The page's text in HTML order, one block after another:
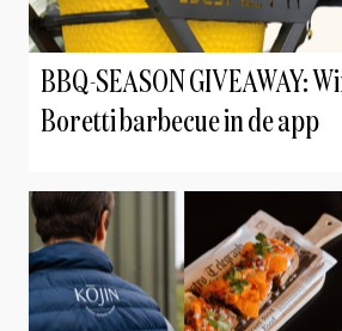
BBQ-SEASON GIVEAWAY:
Boretti barbecue in de app